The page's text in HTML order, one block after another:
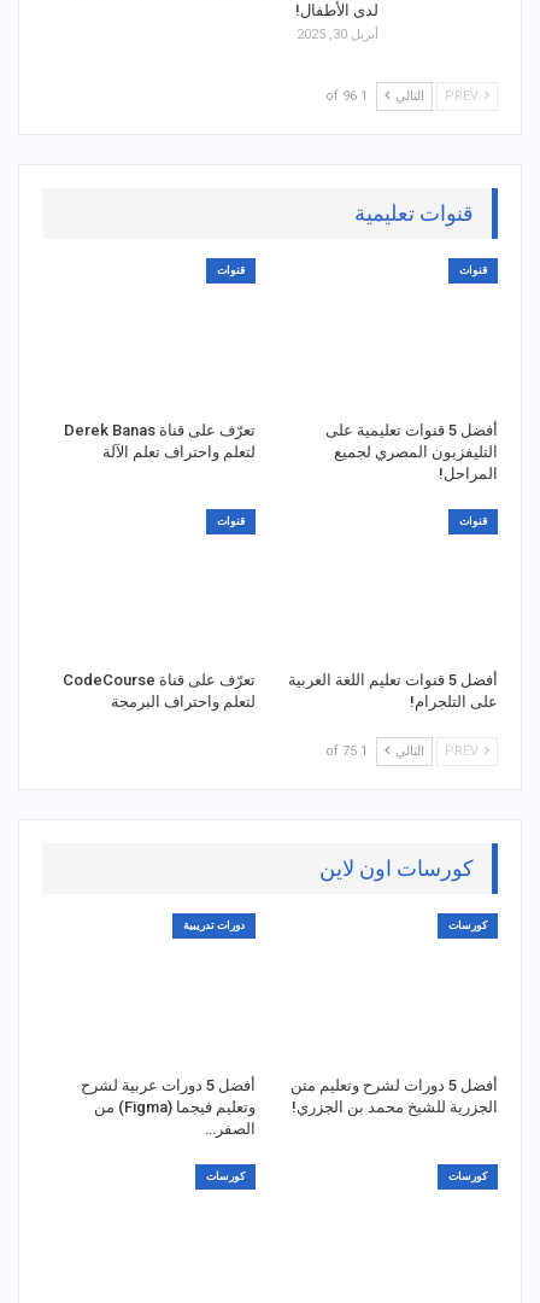
لدى الأطفال!
أبريل 30, 2025
التالي 1 of 96
قنوات تعليمية
قنوات
أفضل 5 قنوات تعليمية على
التليفزيون المصري لجميع
المراحل!
قنوات
تعرّف على قناة Derek Banas
لتعلم واحتراف تعلم الآلة
قنوات
أفضل 5 قنوات تعليم اللغة العربية
على التلجرام!
قنوات
تعرّف على قناة CodeCourse
لتعلم واحتراف البرمجة
التالي 1 of 75
كورسات اون لاين
كورسات
أفضل 5 دورات لشرح وتعليم متن
الجزرية للشيخ محمد بن الجزري!
دورات تدريبية
أفضل 5 دورات عربية لشرح
وتعليم فيجما (Figma) من
الصفر…
كورسات كورسات